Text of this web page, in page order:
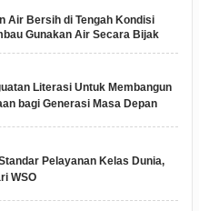
Air Bersih di Tengah Kondisi
Gunakan Air Secara Bijak
Literasi Untuk Membangun
bagi Generasi Masa Depan
Pelayanan Kelas Dunia,
WSO